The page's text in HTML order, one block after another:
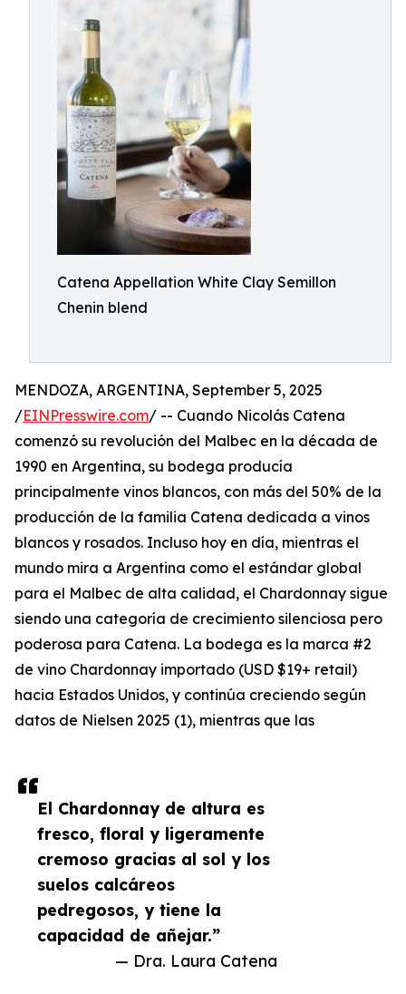
Catena Appellation White Clay Semillon
Chenin blend
El Chardonnay de altura es
fresco, floral y ligeramente
cremoso gracias al sol y los
suelos calcáreos
pedregosos, y tiene la
capacidad de añejar.”
— Dra. Laura Catena
MENDOZA, ARGENTINA, September 5, 2025
/EINPresswire.com/ -- Cuando Nicolás Catena
comenzó su revolución del Malbec en la década de
1990 en Argentina, su bodega producía
principalmente vinos blancos, con más del 50% de la
producción de la familia Catena dedicada a vinos
blancos y rosados. Incluso hoy en día, mientras el
mundo mira a Argentina como el estándar global
para el Malbec de alta calidad, el Chardonnay sigue
siendo una categoría de crecimiento silenciosa pero
poderosa para Catena. La bodega es la marca #2
de vino Chardonnay importado (USD $19+ retail)
hacia Estados Unidos, y continúa creciendo según
datos de Nielsen 2025 (1), mientras que las